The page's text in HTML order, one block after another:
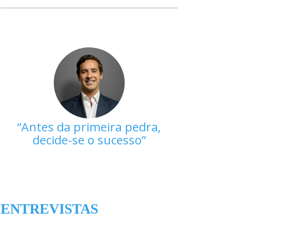
Antes da primeira pedra,
decide-se o sucesso
ENTREVISTAS